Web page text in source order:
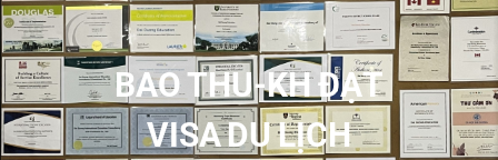
BAO THU-KH ĐẠT
VISA DU LỊCH